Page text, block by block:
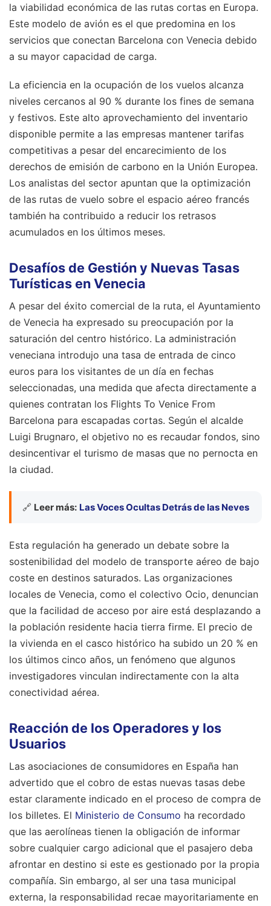
la viabilidad económica de las rutas cortas en Europa.
Este modelo de avión es el que predomina en los
servicios que conectan Barcelona con Venecia debido
a su mayor capacidad de carga.
La eficiencia en la ocupación de los vuelos alcanza
niveles cercanos al 90 % durante los fines de semana
y festivos. Este alto aprovechamiento del inventario
disponible permite a las empresas mantener tarifas
competitivas a pesar del encarecimiento de los
derechos de emisión de carbono en la Unión Europea.
Los analistas del sector apuntan que la optimización
de las rutas de vuelo sobre el espacio aéreo francés
también ha contribuido a reducir los retrasos
acumulados en los últimos meses.
Desafíos de Gestión y Nuevas Tasas
Turísticas en Venecia
A pesar del éxito comercial de la ruta, el Ayuntamiento
de Venecia ha expresado su preocupación por la
saturación del centro histórico. La administración
veneciana introdujo una tasa de entrada de cinco
euros para los visitantes de un día en fechas
seleccionadas, una medida que afecta directamente a
quienes contratan los Flights To Venice From
Barcelona para escapadas cortas. Según el alcalde
Luigi Brugnaro, el objetivo no es recaudar fondos, sino
desincentivar el turismo de masas que no pernocta en
la ciudad.
🔗 Leer más: Las Voces Ocultas Detrás de las Neves
Esta regulación ha generado un debate sobre la
sostenibilidad del modelo de transporte aéreo de bajo
coste en destinos saturados. Las organizaciones
locales de Venecia, como el colectivo Ocio, denuncian
que la facilidad de acceso por aire está desplazando a
la población residente hacia tierra firme. El precio de
la vivienda en el casco histórico ha subido un 20 % en
los últimos cinco años, un fenómeno que algunos
investigadores vinculan indirectamente con la alta
conectividad aérea.
Reacción de los Operadores y los
Usuarios
Las asociaciones de consumidores en España han
advertido que el cobro de estas nuevas tasas debe
estar claramente indicado en el proceso de compra de
los billetes. El Ministerio de Consumo ha recordado
que las aerolíneas tienen la obligación de informar
sobre cualquier cargo adicional que el pasajero deba
afrontar en destino si este es gestionado por la propia
compañía. Sin embargo, al ser una tasa municipal
externa, la responsabilidad recae mayoritariamente en